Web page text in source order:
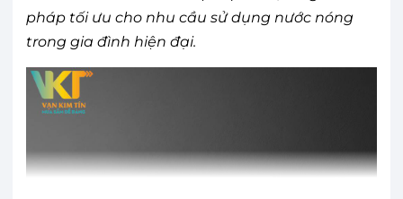
pháp tối ưu cho nhu cầu sử dụng nước nóng
trong gia đình hiện đại.